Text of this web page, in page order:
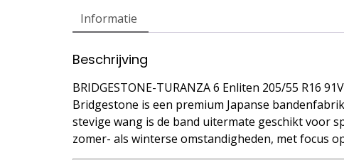
Informatie
Beschrijving
BRIDGESTONE-TURANZA 6 Enliten 205/55 R16 91V
Bridgestone is een premium Japanse
stevige wang is de band uitermate geschikt voor
zomer- als winterse omstandigheden, met focus